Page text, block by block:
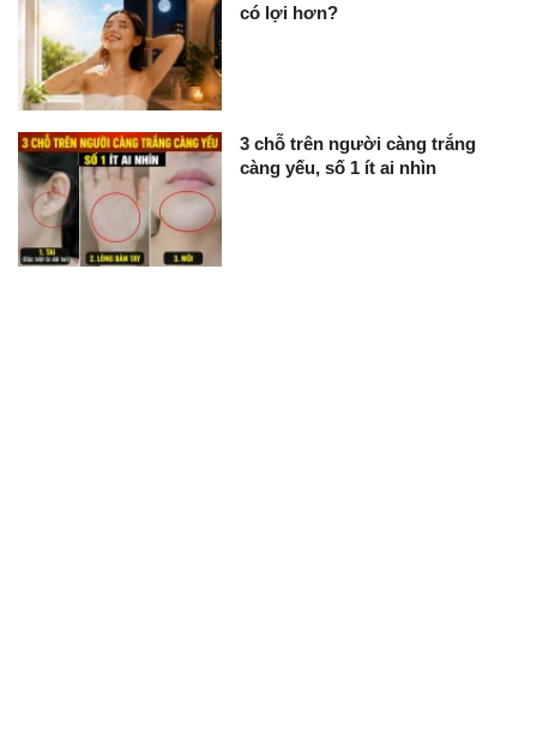
có lợi hơn?
3 chỗ trên người càng trắng
càng yếu, số 1 ít ai nhìn